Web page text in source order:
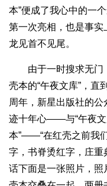
本”便成了我心中的一
第一次亮相，也是事
龙见首不见尾。
由于一时搜求无门
壳本的“午夜文库”，直
周年，新星出版社的
迹十年心——与“午夜文
本”——“在红壳之前我
字，书脊烫红字，庄重
话下面是一张照片，